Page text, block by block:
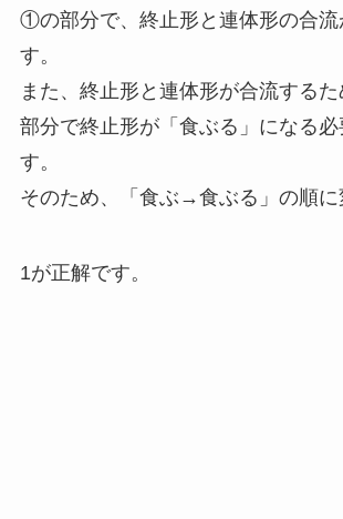
①の部分で、終止形と連体形の合流
す。
また、終止形と連体形が合流する
部分で終止形が「食ぶる」になる必
す。
そのため、「食ぶ→食ぶる」の順に
1が正解です。